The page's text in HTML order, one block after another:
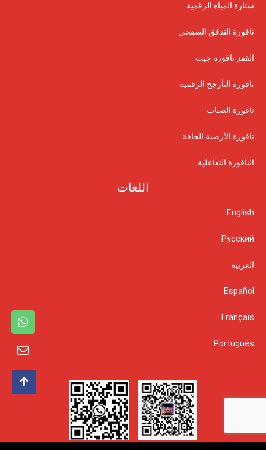
ستارة المياه الرقمية
نافورة التدفق الصفحي
القفز نافورة جيت
نافورة التأرجح الرقمية
نافورة الضباب
نافورة الأرضية الجافة
النافورة التفاعلية
اللغات
English
Русский
العربية
Español
Français
Português